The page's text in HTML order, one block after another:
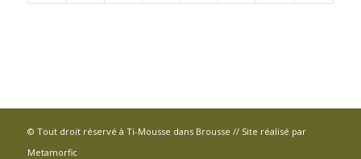
© Tout droit réservé à Ti-Mousse dans Brousse // Site réalisé par
Metamorfic